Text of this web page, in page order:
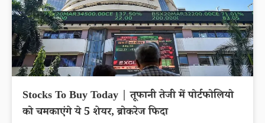
Stocks To Buy Today | तूफानी तेजी में पोर्टफोलियो
को चमकाएंगे ये 5 शेयर, ब्रोकरेज फिदा